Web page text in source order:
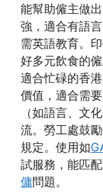
能幫助僱主做出
強，適合有語
需英語教育。
好多元飲食的僱
適合忙碌的香
價值，適合需
（如語言、文
流。勞工處鼓
規定。使用如
試服務，能匹
傭問題。